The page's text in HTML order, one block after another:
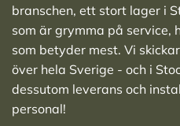
branschen, ett stort lager i
som är grymma på
som betyder mest. Vi
över hela Sverige - och i
dessutom leverans och
personal!